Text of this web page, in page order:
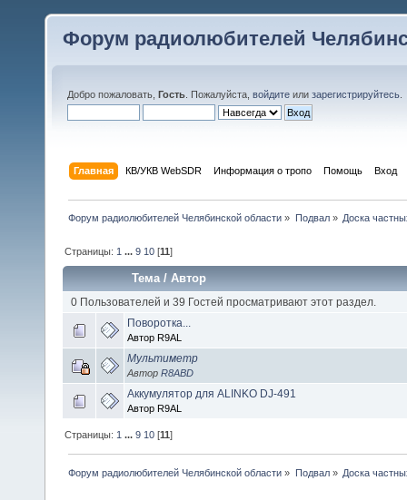
Форум радиолюбителей
Добро пожаловать, Гость . Пожалуйста, войдите или зарегистрируйтесь
Главная КВ/УКВ WebSDR Информация о тропо Помощь Вход
Форум радиолюбителей Челябинской области » Подвал» Доска
Страницы: 1 ...9 10 [11]
Тема/Автор
0 Пользователей и 39 Гостей просматривают этот раздел.
Поворотка...
Автор R9AL
Мультиметр
Автор R8ABD
Аккумулятор для ALINKO DJ-491
Автор R9AL
Страницы: 1 ...9 10 [11]
Форум радиолюбителей Челябинской области » Подвал» Доска